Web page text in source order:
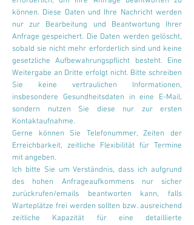
können. Diese Daten und Ihre Nachricht werden
nur zur Bearbeitung und Beantwortung Ihrer
Anfrage gespeichert. Die Daten werden gelöscht,
sobald sie nicht mehr erforderlich sind und keine
gesetzliche Aufbewahrungspflicht besteht. Eine
Weitergabe an Dritte erfolgt nicht. Bitte schreiben
Sie keine vertraulichen Informationen,
insbesondere Gesundheitsdaten in eine E-Mail,
sondern nutzen Sie diese nur zur ersten
Kontaktaufnahme.
Gerne können Sie Telefonummer, Zeiten der
Erreichbarkeit, zeitliche Flexibilität für Termine
mit angeben.
Ich bitte Sie um Verständnis, dass ich aufgrund
des hohen Anfrageaufkommens nur sicher
zurückrufen/emails beantworten kann, falls
Warteplätze frei werden sollten bzw. ausreichend
zeitliche Kapazität für eine detaillierte